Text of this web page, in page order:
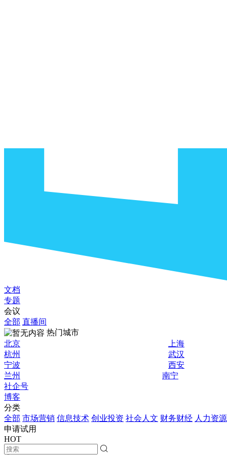
文档
专题
会议
全部 直播间
热门城市
北京
上海
杭州
武汉
宁波
西安
兰州
南宁
社企号
博客
分类
全部 市场营销 信息技术 创业投资 社会人文 财务财经 人力资源
申请试用
HOT